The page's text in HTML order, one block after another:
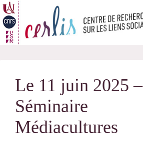
Passer
au
contenu
Le 11 juin 2025 –
Séminaire
Médiacultures